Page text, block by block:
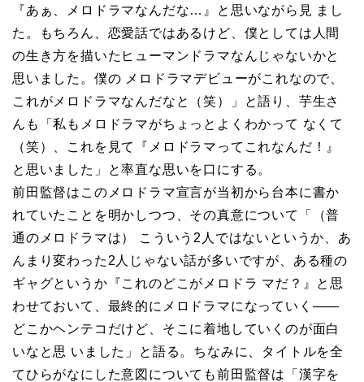
『あぁ、メロドラマなんだな…』と思いながら見 まし
た。もちろん、恋愛話ではあるけど、僕としては人間
の生き方を描いたヒューマンドラマなんじゃないかと
思いました。僕の メロドラマデビューがこれなので、
これがメロドラマなんだなと（笑）」と語り、芋生さ
んも「私もメロドラマがちょっとよくわかって なくて
（笑）、これを見て『メロドラマってこれなんだ！』
と思いました」と率直な思いを口にする。
前田監督はこのメロドラマ宣言が当初から台本に書か
れていたことを明かしつつ、その真意について「（普
通のメロドラマは） こういう2人ではないというか、あ
んまり変わった2人じゃない話が多いですが、ある種の
ギャグというか『これのどこがメロドラ マだ？』と思
わせておいて、最終的にメロドラマになっていく――
どこかヘンテコだけど、そこに着地していくのが面白
いなと思 いました」と語る。ちなみに、タイトルを全
てひらがなにした意図についても前田監督は「漢字を